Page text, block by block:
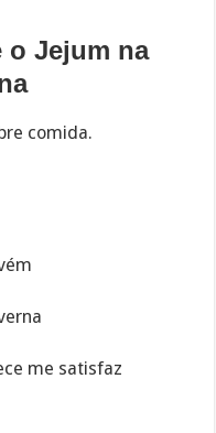
o Jejum na
comida.
me satisfaz